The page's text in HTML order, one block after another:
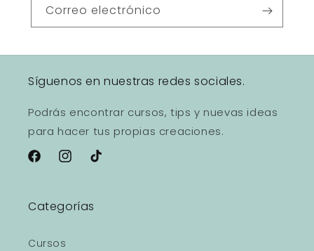
Correo electrónico
Síguenos en nuestras redes sociales.
Podrás encontrar cursos, tips y nuevas ideas
para hacer tus propias creaciones.
FacebookInstagram
TikTok
Categorías
Cursos